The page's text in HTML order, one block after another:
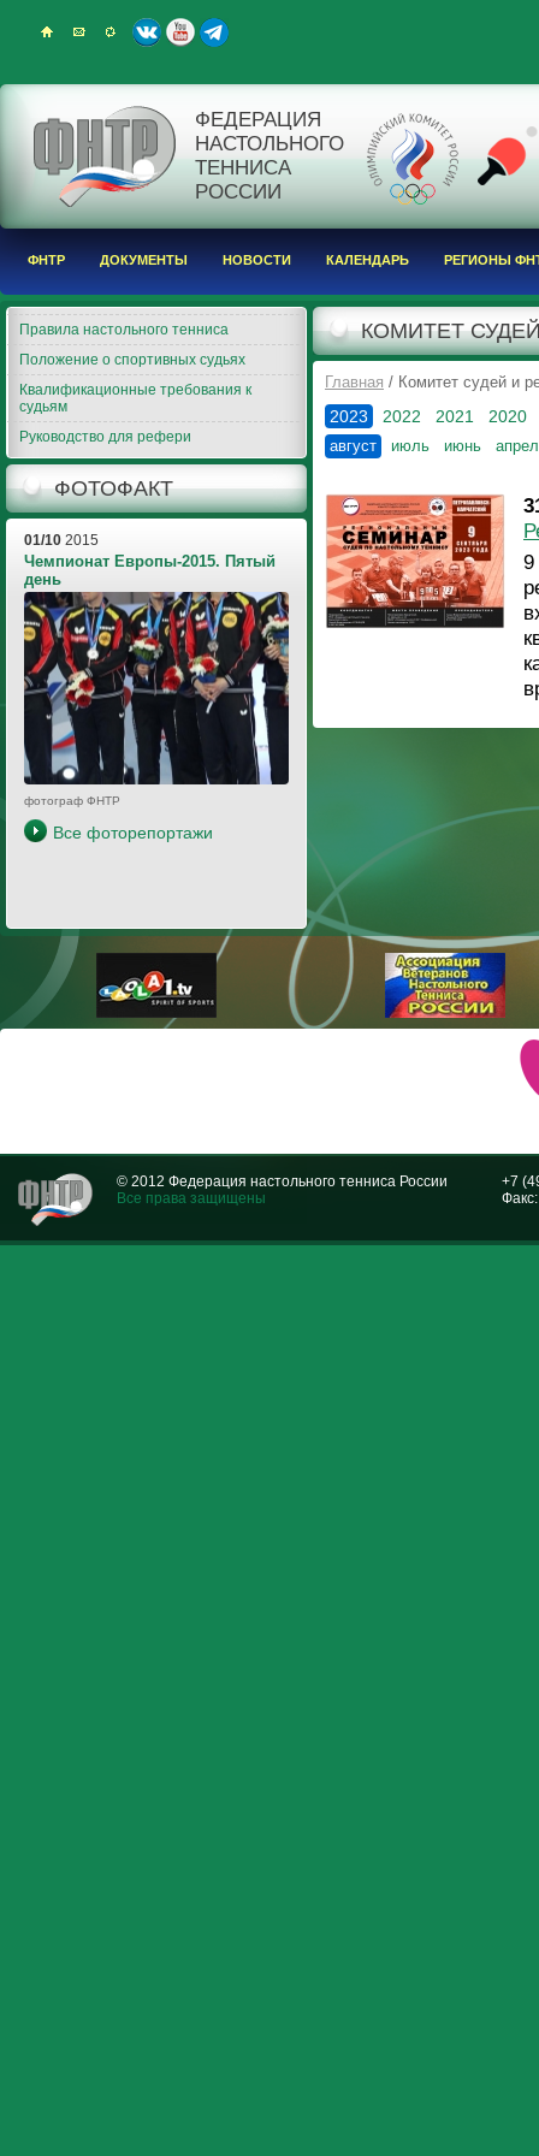
ФЕДЕРАЦИЯ
НАСТОЛЬНОГО
ТЕННИСА
РОССИИ
ФНТР ДОКУМЕНТЫ НОВОСТИ КАЛЕНДАРЬ РЕГИОНЫ
Правила настольного тенниса
Положение о спортивных судьях
Квалификационные требования к
судьям
Руководство для рефери
ФОТОФАКТ
01/10 2015
Чемпионат Европы-2015. Пятый
день
фотограф ФНТР
Все фоторепортажи
КОМИТЕТ
Главная / Комитет судей и
2023 2022 2021 2020
август июль июнь
9
© 2012 Федерация настольного тенниса России
Все права защищены
+7